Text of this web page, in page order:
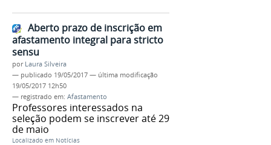
Aberto prazo de inscrição em
afastamento integral para stricto
sensu
por Laura Silveira
— publicado 19/05/2017 — última modificação
19/05/2017 12h50
— registrado em: Afastamento
Professores interessados na
seleção podem se inscrever até 29
de maio
Localizado em Notícias